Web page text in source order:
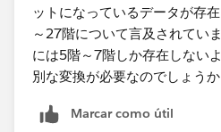
れるのか）によって全く変わ
ん。「棒グラフで表示したい
グラフを選択するのでしょう
くと適した表現の形も見えてく
ットになっているデータが存
～27階について言及されてい
には5階～7階しか存在しない
別な変換が必要なのでしょうか
Marcar como útil